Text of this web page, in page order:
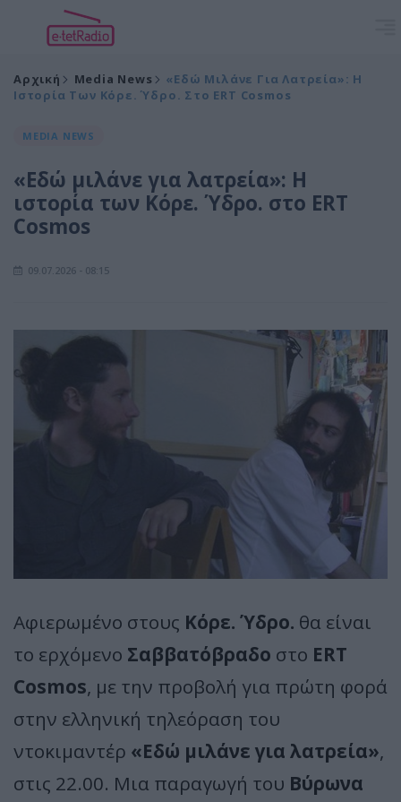
Αρχική Media News
«Εδώ Μιλάνε Για Λατρεία»: Η
Ιστορία Των Κόρε. Ύδρο. Στο ERT Cosmos
MEDIA NEWS
«Εδώ μιλάνε για λατρεία»: Η
ιστορία των Κόρε. Ύδρο. στο ERT
Cosmos
09.07.2026 - 08:15
Αφιερωμένο στους Κόρε. Ύδρο. θα είναι
το ερχόμενο Σαββατόβραδο στο ERT
Cosmos, με την προβολή για πρώτη φορά
στην ελληνική τηλεόραση του
ντοκιμαντέρ «Εδώ μιλάνε για λατρεία»,
στις 22.00. Μια παραγωγή του Βύρωνα